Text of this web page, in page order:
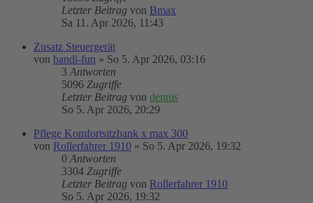
Letzter Beitrag von Bmax
Sa 11. Apr 2026, 11:43
Zusatz Steuergerät
von bandi-fun » So 5. Apr 2026, 03:16
3 Antworten
5096 Zugriffe
Letzter Beitrag von dennis
So 5. Apr 2026, 20:29
Pflege Komfortsitzbank x max 300
von Rollerfahrer 1910 » So 5. Apr 2026, 19:32
0 Antworten
3304 Zugriffe
Letzter Beitrag von Rollerfahrer 1910
So 5. Apr 2026, 19:32